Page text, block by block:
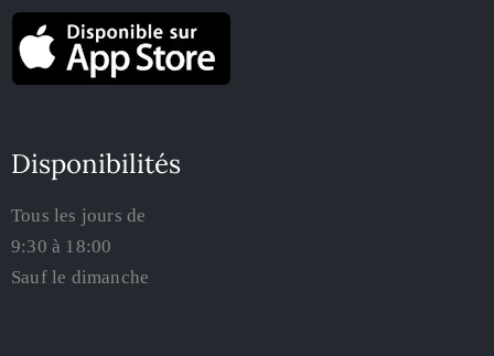
Disponibilités
Tous les jours de
9:30 à 18:00
Sauf le dimanche